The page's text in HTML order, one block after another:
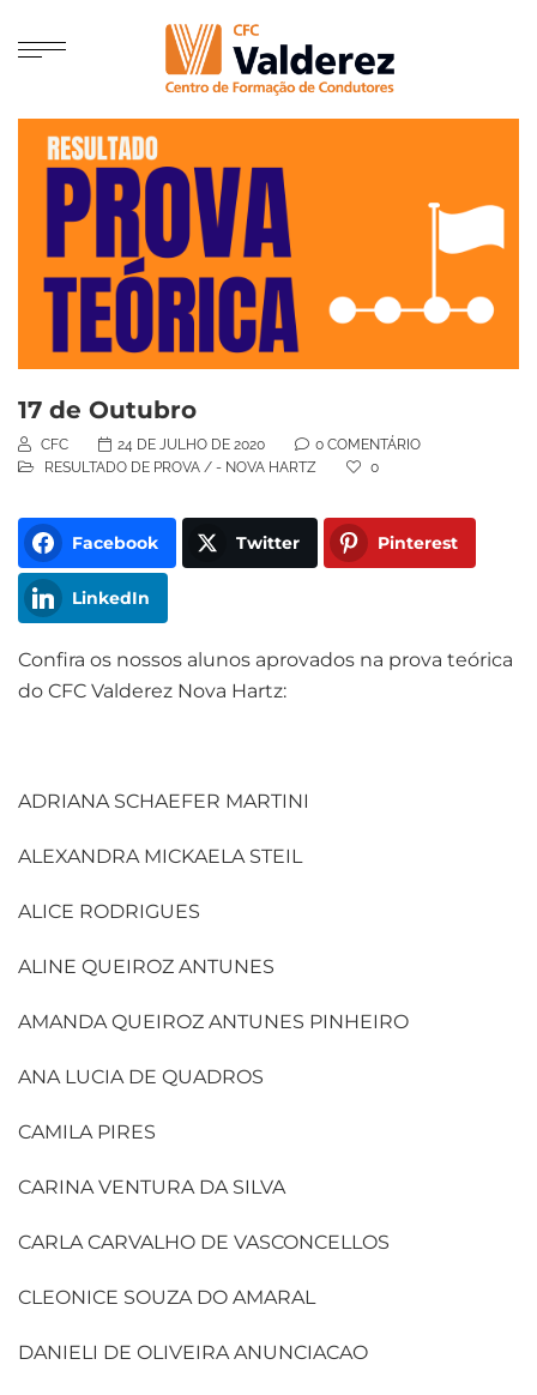
17 de Outubro
CFC 24 DE JULHO DE 2020
0 COMENTÁRIO
RESULTADO DE PROVA / - NOVA HARTZ 0
Facebook Twitter Pinterest
LinkedIn
Confira os nossos alunos aprovados na prova teórica
do CFC Valderez Nova Hartz:
ADRIANA SCHAEFER MARTINI
ALEXANDRA MICKAELA STEIL
ALICE RODRIGUES
ALINE QUEIROZ ANTUNES
AMANDA QUEIROZ ANTUNES PINHEIRO
ANA LUCIA DE QUADROS
CAMILA PIRES
CARINA VENTURA DA SILVA
CARLA CARVALHO DE VASCONCELLOS
CLEONICE SOUZA DO AMARAL
DANIELI DE OLIVEIRA ANUNCIACAO